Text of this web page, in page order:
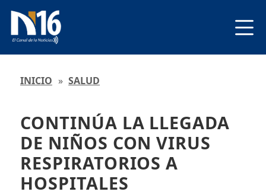
INICIO » SALUD
CONTINÚA LA LLEGADA
DE NIÑOS CON VIRUS
RESPIRATORIOS A
HOSPITALES